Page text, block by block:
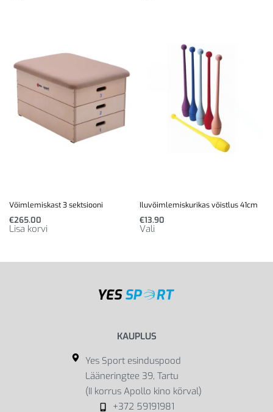
Võimlemiskast 3 sektsiooni
€265.00
Lisa korvi
Iluvõimlemiskurikas võistlus 41cm
€13.90
Vali
KAUPLUS
Yes Sport esinduspood
Lääneringtee 39, Tartu
(II korrus Apollo kino kõrval)
+372 59191981